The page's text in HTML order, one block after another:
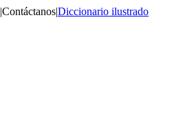
|Contáctanos|Diccionario ilustrado